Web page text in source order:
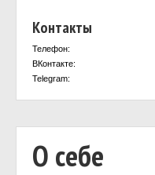
Контакты
Телефон:
ВКонтакте:
Telegram:
О себе